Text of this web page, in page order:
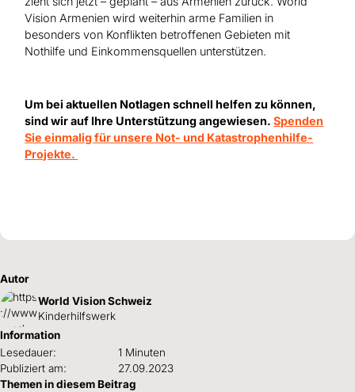
Vision Armenien wird weiterhin arme Familien in
besonders von Konflikten betroffenen Gebieten mit
Nothilfe und Einkommensquellen unterstützen.
Um bei aktuellen Notlagen schnell helfen zu können,
sind wir auf Ihre Unterstützung angewiesen.Spenden
Sie einmalig für unsere Not- und Katastrophenhilfe-
Projekte.
Autor
World Vision Schweiz
Kinderhilfswerk
Information
Lesedauer:
1 Minuten
Publiziert am:
27.09.2023
Themen in diesem Beitrag